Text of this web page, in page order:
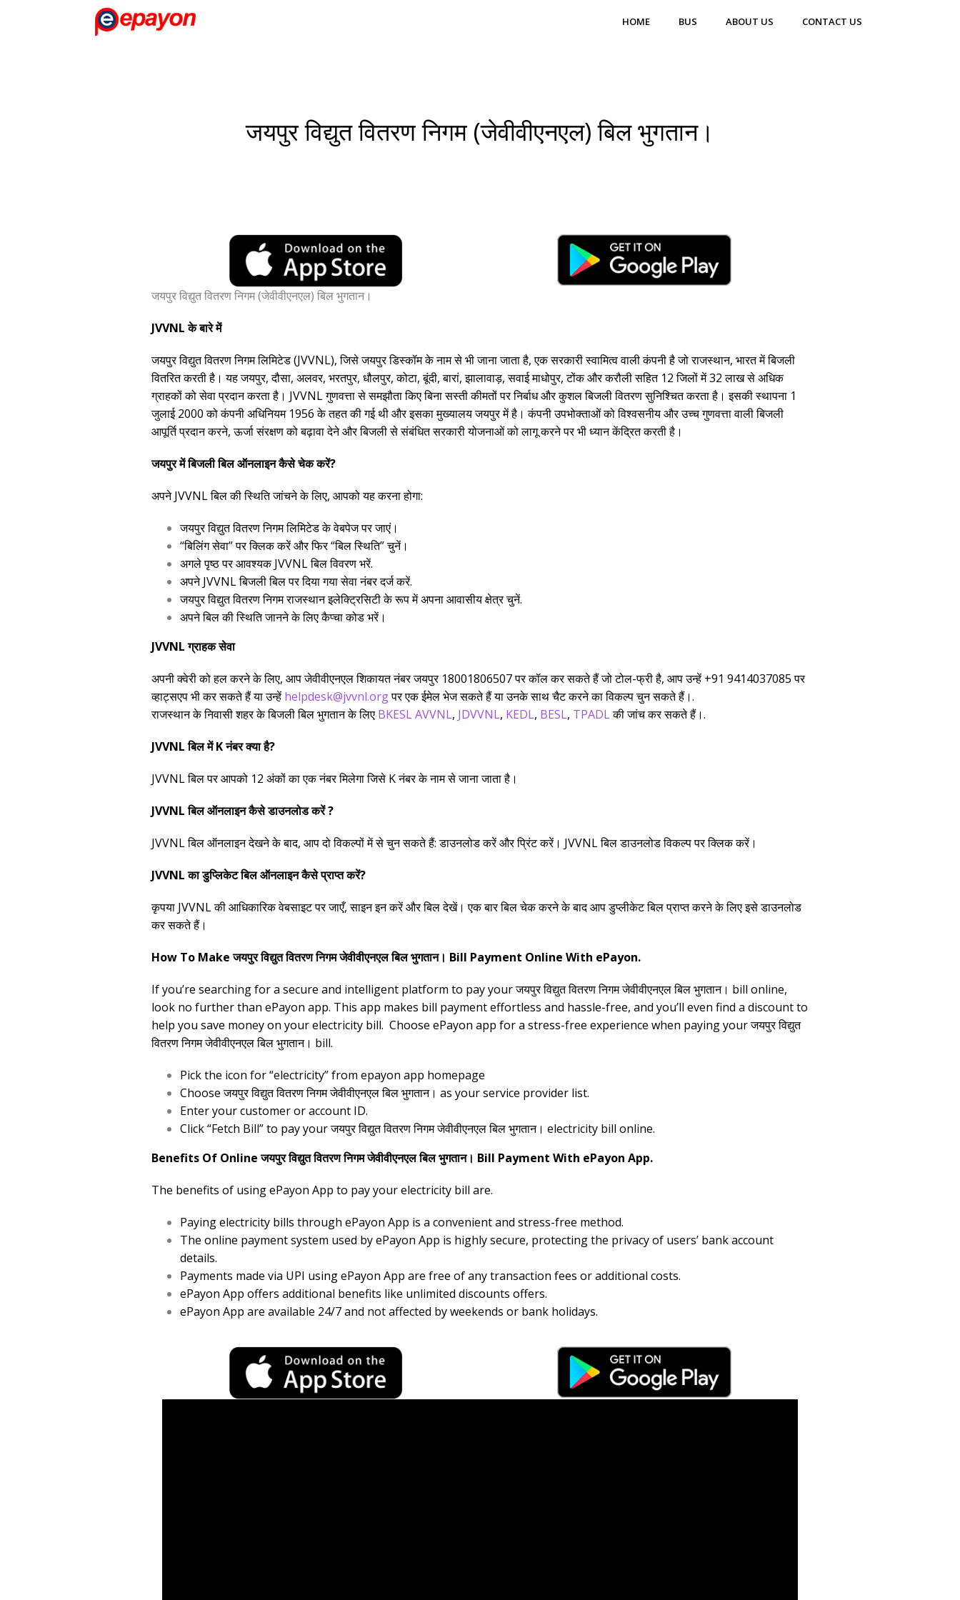
HOME BUS ABOUT US CONTACT US
जयपुर विद्युत वितरण निगम (जेवीवीएनएल) बिल भुगतान।
जयपुर विद्युत वितरण निगम (जेवीवीएनएल) बिल भुगतान।
JVVNL के बारे में
जयपुर विद्युत वितरण निगम लिमिटेड (JVVNL), जिसे जयपुर डिस्कॉम के नाम से भी जाना जाता है, एक सरकारी स्वामित्व वाली कंपनी है जो राजस्थान, भारत में बिजली
वितरित करती है। यह जयपुर, दौसा, अलवर, भरतपुर, धौलपुर, कोटा, बूंदी, बारां, झालावाड़, सवाई माधोपुर, टोंक और करौली सहित 12 जिलों में 32 लाख से अधिक
ग्राहकों को सेवा प्रदान करता है। JVVNL गुणवत्ता से समझौता किए बिना सस्ती कीमतों पर निर्बाध और कुशल बिजली वितरण सुनिश्चित करता है। इसकी स्थापना 1
जुलाई 2000 को कंपनी अधिनियम 1956 के तहत की गई थी और इसका मुख्यालय जयपुर में है। कंपनी उपभोक्ताओं को विश्वसनीय और उच्च गुणवत्ता वाली बिजली
आपूर्ति प्रदान करने, ऊर्जा संरक्षण को बढ़ावा देने और बिजली से संबंधित सरकारी योजनाओं को लागू करने पर भी ध्यान केंद्रित करती है।
जयपुर में बिजली बिल ऑनलाइन कैसे चेक करें?
अपने JVVNL बिल की स्थिति जांचने के लिए, आपको यह करना होगा:
जयपुर विद्युत वितरण निगम लिमिटेड के वेबपेज पर जाएं।
“बिलिंग सेवा” पर क्लिक करें और फिर “बिल स्थिति” चुनें।
अगले पृष्ठ पर आवश्यक JVVNL बिल विवरण भरें.
अपने JVVNL बिजली बिल पर दिया गया सेवा नंबर दर्ज करें.
जयपुर विद्युत वितरण निगम राजस्थान इलेक्ट्रिसिटी के रूप में अपना आवासीय क्षेत्र चुनें.
अपने बिल की स्थिति जानने के लिए कैप्चा कोड भरें।
JVVNL ग्राहक सेवा
अपनी क्वेरी को हल करने के लिए, आप जेवीवीएनएल शिकायत नंबर जयपुर 18001806507 पर कॉल कर सकते हैं जो टोल-फ्री है, आप उन्हें +91 9414037085 पर
व्हाट्सएप भी कर सकते हैं या उन्हें helpdesk@jvvnl.orgपर एक ईमेल भेज सकते हैं या उनके साथ चैट करने का विकल्प चुन सकते हैं।.
राजस्थान के निवासी शहर के बिजली बिल भुगतान के लिए BKESLAVVNL, JDVVNL, KEDL, BESL, TPADLकी जांच कर सकते हैं।.
JVVNL बिल में K नंबर क्या है?
JVVNL बिल पर आपको 12 अंकों का एक नंबर मिलेगा जिसे K नंबर के नाम से जाना जाता है।
JVVNL बिल ऑनलाइन कैसे डाउनलोड करें ?
JVVNL बिल ऑनलाइन देखने के बाद, आप दो विकल्पों में से चुन सकते हैं: डाउनलोड करें और प्रिंट करें। JVVNL बिल डाउनलोड विकल्प पर क्लिक करें।
JVVNL का डुप्लिकेट बिल ऑनलाइन कैसे प्राप्त करें?
कृपया JVVNL की आधिकारिक वेबसाइट पर जाएँ, साइन इन करें और बिल देखें। एक बार बिल चेक करने के बाद आप डुप्लीकेट बिल प्राप्त करने के लिए इसे डाउनलोड
कर सकते हैं।
How To Make जयपुर विद्युत वितरण निगम जेवीवीएनएल बिल भुगतान। Bill Payment Online With ePayon.
If you’re searching for a secure and intelligent platform to pay your जयपुर विद्युत वितरण निगम जेवीवीएनएल बिल भुगतान। bill online,
look no further than ePayon app. This app makes bill payment effortless and hassle-free, and you’ll even find a discount to
help you save money on your electricity bill. Choose ePayon app for a stress-free experience when paying your जयपुर विद्युत
वितरण निगम जेवीवीएनएल बिल भुगतान। bill.
Pick the icon for “electricity” from epayon app homepage
Choose जयपुर विद्युत वितरण निगम जेवीवीएनएल बिल भुगतान। as your service provider list.
Enter your customer or account ID.
Click “Fetch Bill” to pay your जयपुर विद्युत वितरण निगम जेवीवीएनएल बिल भुगतान। electricity bill online.
Benefits Of Online जयपुर विद्युत वितरण निगम जेवीवीएनएल बिल भुगतान। Bill Payment With ePayon App.
The benefits of using ePayon App to pay your electricity bill are.
Paying electricity bills through ePayon App is a convenient and stress-free method.
The online payment system used by ePayon App is highly secure, protecting the privacy of users’ bank account
details.
Payments made via UPI using ePayon App are free of any transaction fees or additional costs.
ePayon App offers additional benefits like unlimited discounts offers.
ePayon App are available 24/7 and not affected by weekends or bank holidays.